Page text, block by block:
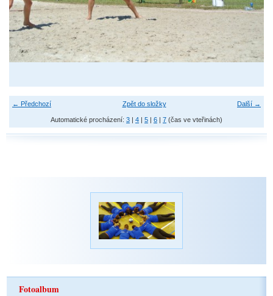
← Předchozí Další →
Zpět do složky
Automatické procházení: 3 | 4 | 5 | 6 | 7 (čas ve vteřinách)
Fotoalbum